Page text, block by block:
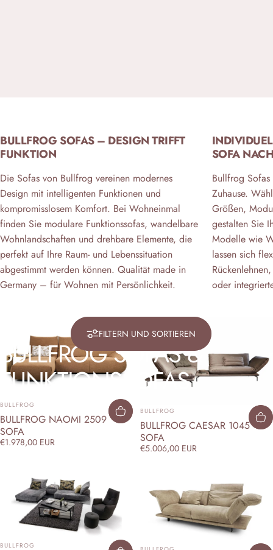
BULLFROGSOFAS&
FUNKTIONSSOFAS
BULLFROG SOFAS – DESIGN TRIFFT
FUNKTION
Die Sofas von Bullfrog vereinen modernes
Design mit intelligenten Funktionen und
kompromisslosem Komfort. Bei Wohneinmal
finden Sie modulare Funktionssofas, wandelbare
Wohnlandschaften und drehbare Elemente, die
perfekt auf Ihre Raum- und Lebenssituation
abgestimmt werden können. Qualität made in
Germany – für Wohnen mit Persönlichkeit.
SOFA NACH
Bullfrog
Zuhause.
Größen,
gestalten Sie
Modelle wie
lassen sich
oder
FILTERN UND SORTIEREN
ANBIETER:
BULLFROG
BULLFROG NAOMI 2509
SOFA
€1.978,00 EUR
ANBIETER:
BULLFROG
BULLFROG CAESAR 1045
SOFA
€5.006,00 EUR
ANBIETER:
BULLFROG ANBIETER: